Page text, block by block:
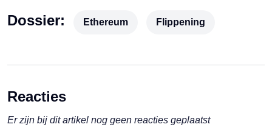
Dossier: Ethereum Flippening
Reacties
Er zijn bij dit artikel nog geen reacties geplaatst